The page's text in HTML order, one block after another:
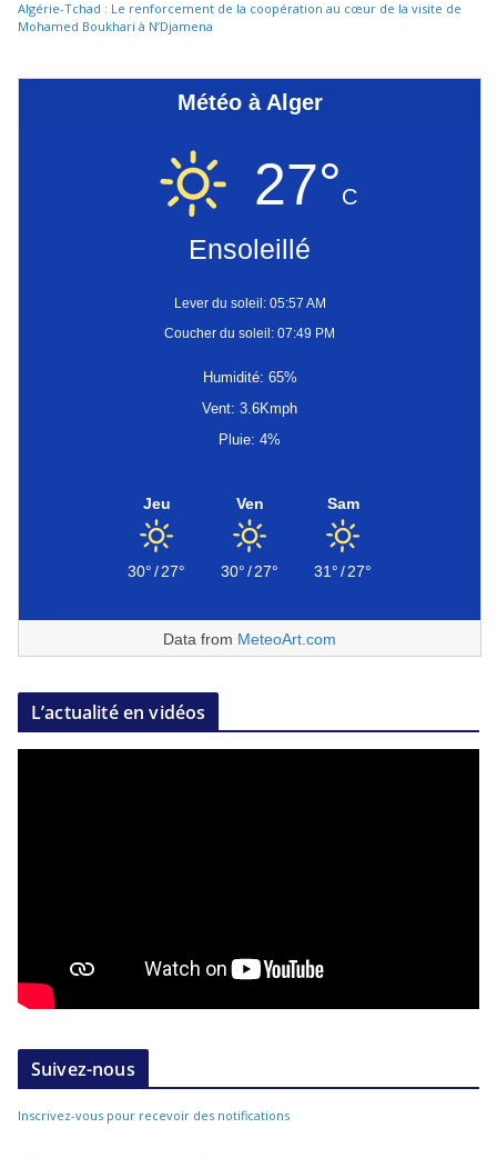
Algérie-Tchad : Le renforcement de la coopération au cœur de la visite de
Mohamed Boukhari à N’Djamena
Météo à Alger
27°C
Ensoleillé
Lever du soleil: 05:57 AM
Coucher du soleil: 07:49 PM
Humidité: 65%
Vent: 3.6Kmph
Pluie: 4%
Jeu
30°/27°
Ven
30°/27°
Sam
31°/27°
Data from MeteoArt.com
L’actualité en vidéos
Suivez-nous
Inscrivez-vous pour recevoir des notifications